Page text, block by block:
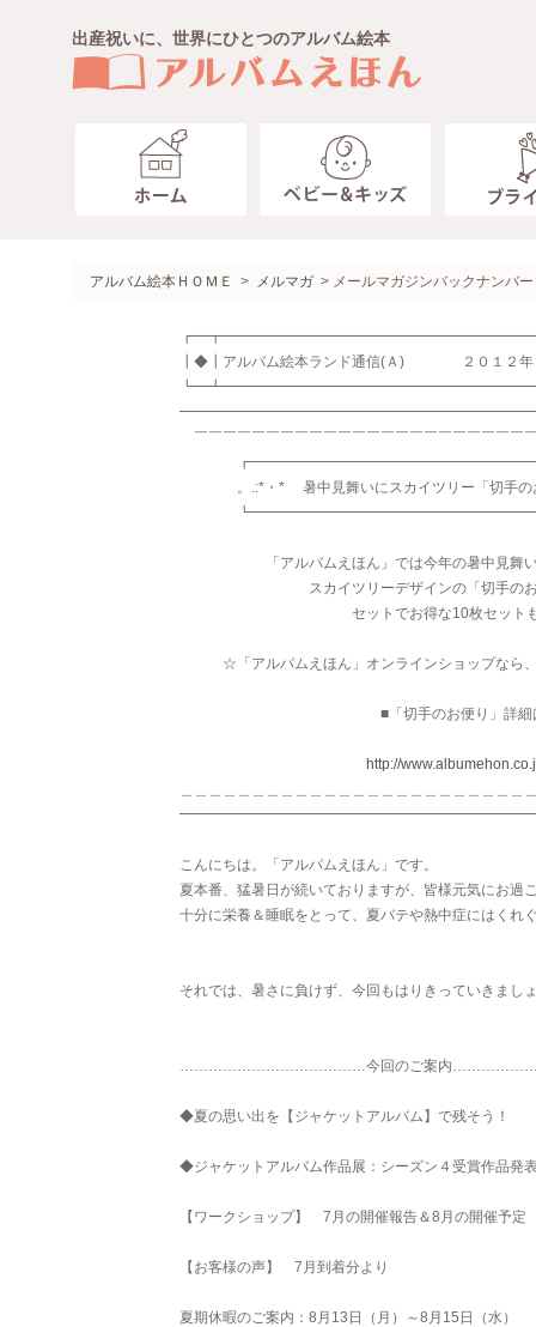
出産祝いに、世界にひとつのアルバム絵本
ベビー キッズ
ベビー
ご出産おめでとうの絵本＜お仕
１～２才のバースディ＜お仕立
ブライダル
製本タイプ
額タイプ
ペット
趣味・その他
ジャケットアルバム
ありがとうの本・趣味の本
わたしたち
お客様のこえ
コラム
ガイド
送料・お支払いについて
ラッピングのご案内
仕上がり納期
アルバム絵本ＨＯＭＥ > メルマガ > メールマガジンバックナンバー
┃◆┃アルバム絵本ランド通信(Ａ) ２０１２年
￣￣￣￣￣￣￣￣￣￣￣￣￣￣￣￣￣￣￣￣￣￣￣
。.:*・* 暑中見舞いにスカイツリー「切手の
「アルバムえほん」では今年の暑中見舞い・
スカイツリーデザインの「切手のお便
セットでお得な10枚セットもご
☆「アルバムえほん」オンラインショップなら、
■「切手のお便り」詳細はこ
http://
こんにちは。「アルバムえほん」です。
夏本番、猛暑日が続いておりますが、皆様元気にお過
十分に栄養＆睡眠をとって、夏バテや熱中症にはくれ
それでは、暑さに負けず、今回もはりきっていきまし
…………………………………今回のご案内
◆夏の思い出を【ジャケットアルバム】で残そう！
◆ジャケットアルバム作品展：シーズン４受賞作品発
【ワークショップ】 7月の開催報告＆8月の開催予定
【お客様の声】 7月到着分より
夏期休暇のご案内：8月13日（月）～8月15日（水）